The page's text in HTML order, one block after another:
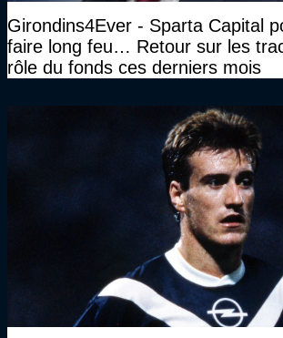
Girondins4Ever - Sparta Capital
faire long feu… Retour sur les
rôle du fonds ces derniers mois